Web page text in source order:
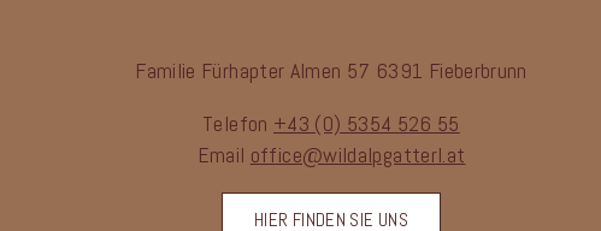
Familie Fürhapter Almen 57 6391 Fieberbrunn
Telefon +43 (0) 5354 526 55
Email office@wildalpgatterl.at
HIER FINDEN SIE UNS